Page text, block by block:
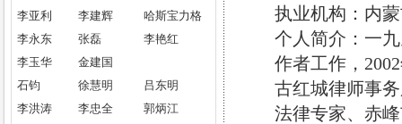
维护正义是红城律师事务所实
践“三个代表”重要思想的具体体
现。
诚实信用作为一种个人美德，是
人们进行社会交往和经济交往的基
李亚利
李建辉
哈斯宝力格
李永东
张磊
李艳红
李玉华
金建国
石钧
徐慧明
吕东明
李洪涛
李忠全
郭炳江
执业机构：内
个人简介：一
作者工作，
古红城律师事
法律专家、赤